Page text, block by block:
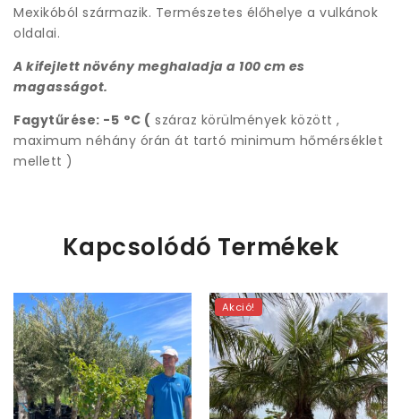
Mexikóból származik. Természetes élőhelye a vulkánok
oldalai.
A kifejlett növény meghaladja a 100 cm es
magasságot.
Fagytűrése: -5 °C ( száraz körülmények között ,
maximum néhány órán át tartó minimum hőmérséklet
mellett )
Kapcsolódó Termékek
Akció!